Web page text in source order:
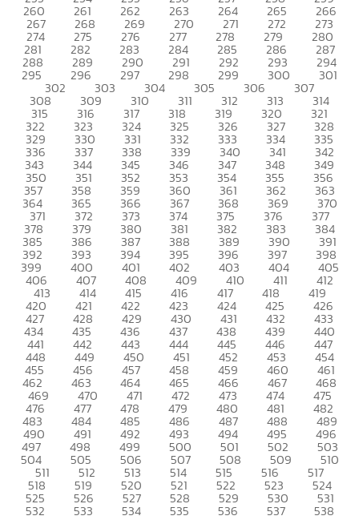
260 261 262 263 264 265 266
267 268 269 270 271 272 273
274 275 276 277 278 279 280
281 282 283 284 285 286 287
288 289 290 291 292 293 294
295 296 297 298 299 300 301
302 303 304 305 306 307
308 309 310 311 312 313 314
315 316 317 318 319 320 321
322 323 324 325 326 327 328
329 330 331 332 333 334 335
336 337 338 339 340 341 342
343 344 345 346 347 348 349
350 351 352 353 354 355 356
357 358 359 360 361 362 363
364 365 366 367 368 369 370
371 372 373 374 375 376 377
378 379 380 381 382 383 384
385 386 387 388 389 390 391
392 393 394 395 396 397 398
399 400 401 402 403 404 405
406 407 408 409 410 411 412
413 414 415 416 417 418 419
420 421 422 423 424 425 426
427 428 429 430 431 432 433
434 435 436 437 438 439 440
441 442 443 444 445 446 447
448 449 450 451 452 453 454
455 456 457 458 459 460 461
462 463 464 465 466 467 468
469 470 471 472 473 474 475
476 477 478 479 480 481 482
483 484 485 486 487 488 489
490 491 492 493 494 495 496
497 498 499 500 501 502 503
504 505 506 507 508 509 510
511 512 513 514 515 516 517
518 519 520 521 522 523 524
525 526 527 528 529 530 531
532 533 534 535 536 537 538